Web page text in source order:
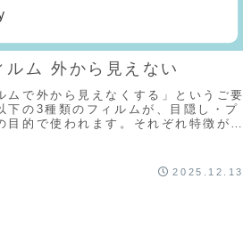
ルム 外から見えない
ムで外から見えなくする」というご要
下の3種類のフィルムが、目隠し・プ
目的で使われます。それぞれ特徴が異
2025.12.13